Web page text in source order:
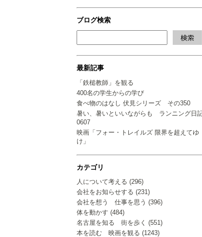
ブログ検索
最新記事
「鉄槌教師」を観る
400名の学生からの学び
食べ物のはなし 伏見シリーズ その350
暑い、暑いといいながらも ランニング日
0607
映画「フォー・トレイルズ 限界を超えてゆ
け」
カテゴリ
人について考える (296)
会社をお知らせする (231)
会社を想う 仕事を思う (396)
体を動かす (484)
名古屋を知る 街を歩く (551)
本を読む 映画を観る (1243)